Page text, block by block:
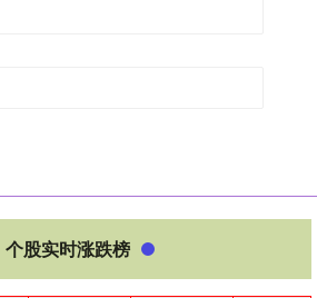
个股实时涨跌榜